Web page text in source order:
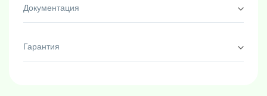
Документация
Гарантия